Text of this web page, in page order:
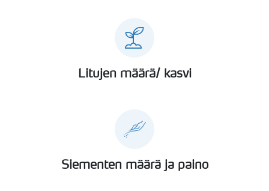
Litujen määrä/ kasvi
Siementen määrä ja paino